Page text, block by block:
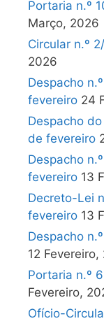
Portaria n.º
Março, 2026
Circular n.º
2026
Despacho
fevereiro 24
Despacho
de fevereiro
Despacho
fevereiro 13
Decreto-Lei
fevereiro 13
Despacho
12 Fevereiro,
Portaria n.º
Fevereiro,
Ofício-